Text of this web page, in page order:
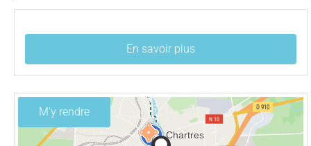
En savoir plus
M'y rendre